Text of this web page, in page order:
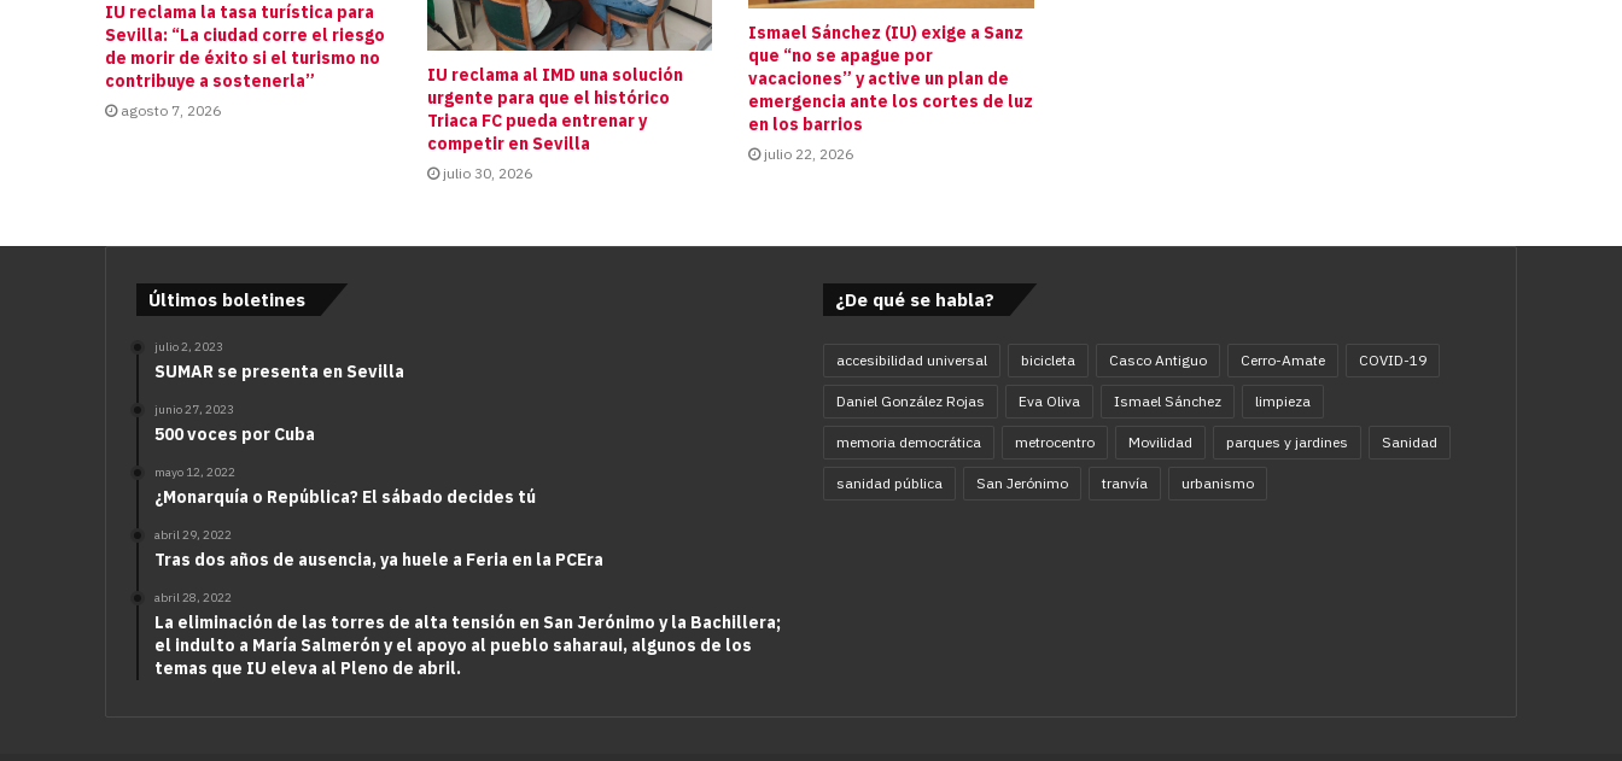
IU reclama la tasa turística para
Sevilla: “La ciudad corre el riesgo
de morir de éxito si el turismo no
contribuye a sostenerla”
agosto 7, 2026
IU reclama al IMD una solución
urgente para que el histórico
Triaca FC pueda entrenar y
competir en Sevilla
julio 30, 2026
Ismael Sánchez (IU) exige a Sanz
que “no se apague por
vacaciones” y active un plan de
emergencia ante los cortes de luz
en los barrios
julio 22, 2026
Últimos boletines
julio 2, 2023
SUMAR se presenta en Sevilla
junio 27, 2023
500 voces por Cuba
mayo 12, 2022
¿Monarquía o República? El sábado decides tú
abril 29, 2022
Tras dos años de ausencia, ya huele a Feria en la PCEra
abril 28, 2022
La eliminación de las torres de alta tensión en San Jerónimo y la Bachillera;
el indulto a María Salmerón y el apoyo al pueblo saharaui, algunos de los
temas que IU eleva al Pleno de abril.
¿De qué se habla?
accesibilidad universal bicicleta Casco Antiguo Cerro-Amate COVID-19
Daniel González Rojas Eva Oliva Ismael Sánchez limpieza
memoria democrática metrocentro Movilidad parques y jardines Sanidad
sanidad pública San Jerónimo tranvía urbanismo